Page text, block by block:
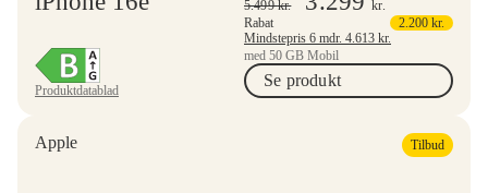
Produktdatablad
5.499kr.
kr.
Rabat
2.200 kr.
Mindstepris 6 mdr. 4.613 kr.
med 50 GB Mobil
Se produkt
Apple Tilbud